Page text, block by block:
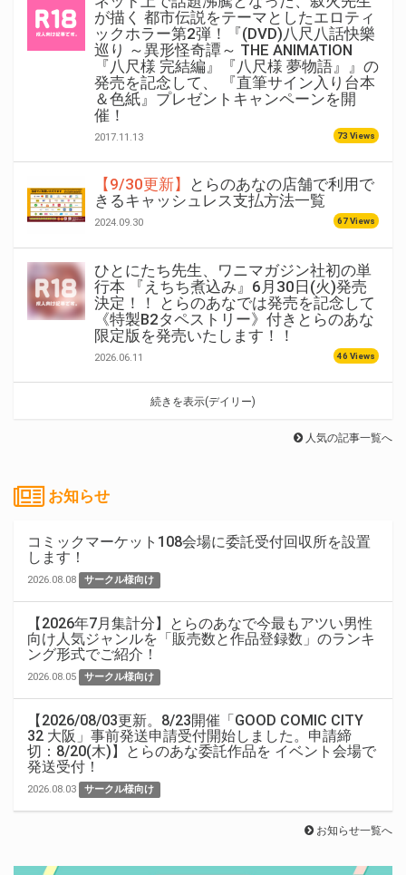
が描く 都市伝説をテーマとしたエロティ
ックホラー第2弾！『(DVD)八尺八話快樂
巡り ～異形怪奇譚～ THE ANIMATION
『八尺様 完結編』『八尺様 夢物語』』の
発売を記念して、 『直筆サイン入り台本
＆色紙』プレゼントキャンペーンを開
催！
2017.11.13 73 Views
【9/30更新】
とらのあなの店舗で利用で
きるキャッシュレス支払方法一覧
2024.09.30 67 Views
ひとにたち先生、ワニマガジン社初の単
行本 『えちち煮込み』6月30日(火)発売
決定！！ とらのあなでは発売を記念して
《特製B2タペストリー》付きとらのあな
限定版を発売いたします！！
2026.06.11 46 Views
続きを表示(デイリー)
人気の記事一覧へ
お知らせ
コミックマーケット108会場に委託受付回収所を設置
します！
2026.08.08 サークル様向け
【2026年7月集計分】とらのあなで今最もアツい男性
向け人気ジャンルを「販売数と作品登録数」のランキ
ング形式でご紹介！
2026.08.05 サークル様向け
【2026/08/03更新。8/23開催「GOOD COMIC CITY
32 大阪」事前発送申請受付開始しました。申請締
切：8/20(木)】とらのあな委託作品を イベント会場で
発送受付！
2026.08.03 サークル様向け
お知らせ一覧へ